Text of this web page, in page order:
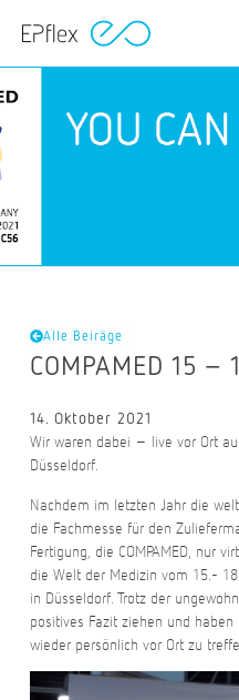
Alle Beiräge
COMPAMED 15 –
14. Oktober 2021
Wir waren dabei – live vor Ort
Düsseldorf.
Nachdem im letzten Jahr die
die Fachmesse für den
Fertigung, die COMPAMED, nur
die Welt der Medizin vom 15.-
in Düsseldorf. Trotz der
positives Fazit ziehen und
wieder persönlich vor Ort zu